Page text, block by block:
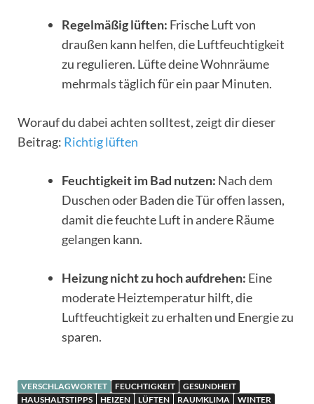
Regelmäßig lüften: Frische Luft von
draußen kann helfen, die Luftfeuchtigkeit
zu regulieren. Lüfte deine Wohnräume
mehrmals täglich für ein paar Minuten.
Worauf du dabei achten solltest, zeigt dir dieser
Beitrag: Richtig lüften
Feuchtigkeit im Bad nutzen: Nach dem
Duschen oder Baden die Tür offen lassen,
damit die feuchte Luft in andere Räume
gelangen kann.
Heizung nicht zu hoch aufdrehen: Eine
moderate Heiztemperatur hilft, die
Luftfeuchtigkeit zu erhalten und Energie zu
sparen.
VERSCHLAGWORTET FEUCHTIGKEIT
GESUNDHEIT
HAUSHALTSTIPPS
HEIZEN LÜFTEN RAUMKLIMA
WINTER